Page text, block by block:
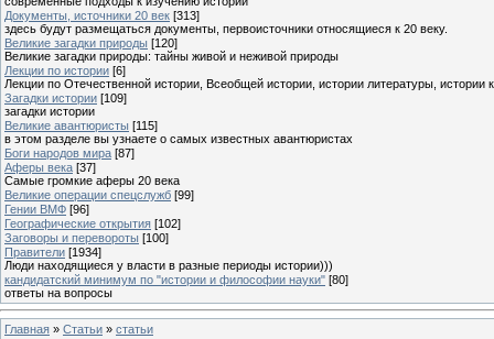
Документы, источники 20 век [313]
здесь будут размещаться документы, первоисточники относящиеся к 20 веку.
Великие загадки природы [120]
Великие загадки природы: тайны живой и неживой природы
Лекции по истории [6]
Лекции по Отечественной истории, Всеобщей истории, истории литературы, истории
Загадки истории [109]
загадки истории
Великие авантюристы [115]
в этом разделе вы узнаете о самых известных авантюристах
Боги народов мира [87]
Аферы века [37]
Самые громкие аферы 20 века
Великие операции спецслужб [99]
Гении ВМФ [96]
Географические открытия [102]
Заговоры и перевороты [100]
Правители [1934]
Люди находящиеся у власти в разные периоды истории)))
кандидатский минимум по "истории и философии науки" [80]
ответы на вопросы
Главная » Статьи » статьи